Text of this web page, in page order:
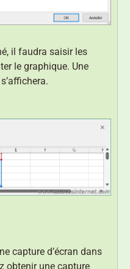
il faudra saisir les
le graphique. Une
capture d’écran dans
obtenir une capture